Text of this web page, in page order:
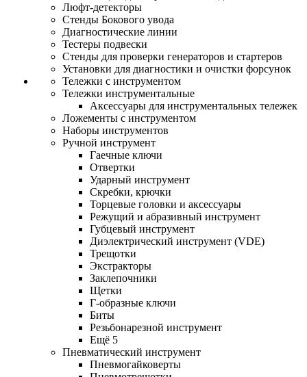
Люфт-детекторы
Стенды Бокового увода
Диагностические линии
Тестеры подвески
Стенды для проверки генераторов и стартеров
Установки для диагностики и очистки форсунок
Тележки с инструментом
Тележки инструментальные
Аксессуары для инструментальных тележек
Ложементы с инструментом
Наборы инструментов
Ручной инструмент
Гаечные ключи
Отвертки
Ударный инструмент
Скребки, крючки
Торцевые головки и аксессуары
Режущий и абразивный инструмент
Губцевый инструмент
Диэлектрический инструмент (VDE)
Трещотки
Экстракторы
Заклепочники
Щетки
Г-образные ключи
Биты
Резьбонарезной инструмент
Ещё 5
Пневматический инструмент
Пневмогайковерты